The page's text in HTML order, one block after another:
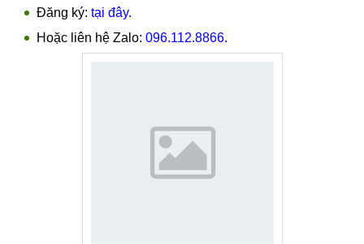
Đăng ký: tại đây.
Hoặc liên hệ Zalo: 096.112.8866.